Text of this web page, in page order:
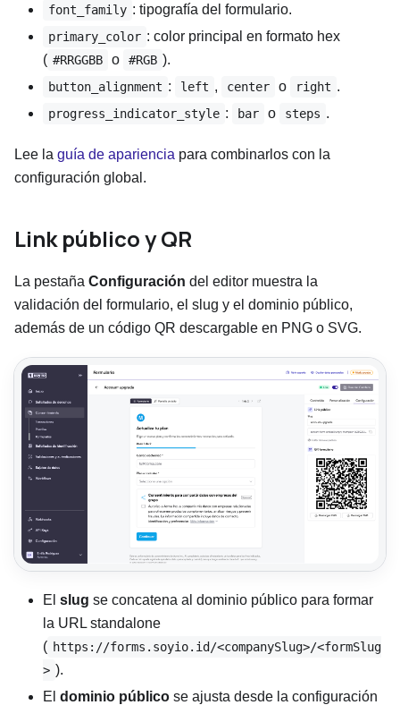
font_family : tipografía del formulario.
primary_color : color principal en formato hex
( #RRGGBB o #RGB ).
button_alignment : left , center o right .
progress_indicator_style : bar o steps .
Lee la guía de apariencia para combinarlos con la
configuración global.
Link público y QR
La pestaña Configuración del editor muestra la
validación del formulario, el slug y el dominio público,
además de un código QR descargable en PNG o SVG.
El slug se concatena al dominio público para formar
la URL standalone
( https://forms.soyio.id/<companySlug>/<formSlug
> ).
El dominio público se ajusta desde la configuración